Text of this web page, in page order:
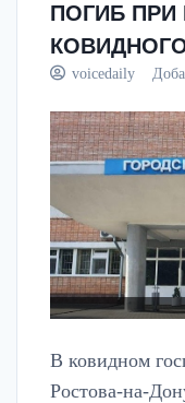
ПОГИБ ПРИ
voicedaily
В ковидном
Ростова-на-